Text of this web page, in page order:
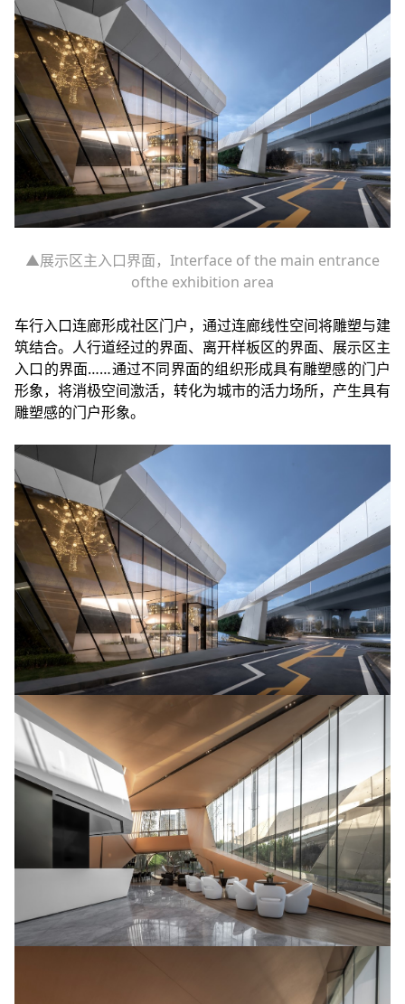
▲展示区主入口界面，Interface of the main entrance
ofthe exhibition area
车行入口连廊形成社区门户，通过连廊线性空间将雕塑与建
筑结合。人行道经过的界面、离开样板区的界面、展示区主
入口的界面……通过不同界面的组织形成具有雕塑感的门户
形象，将消极空间激活，转化为城市的活力场所，产生具有
雕塑感的门户形象。